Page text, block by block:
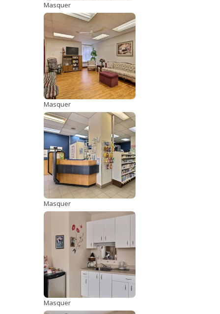
Masquer
Masquer
Masquer
Masquer